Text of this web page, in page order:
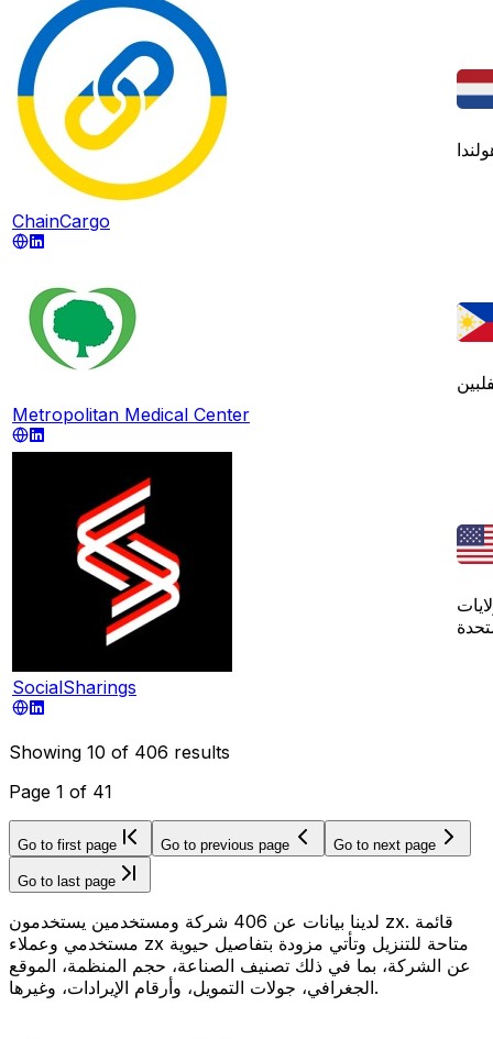
ChainCargo
Metropolitan Medical Center
SocialSharings
Showing 10 of 406 results
Page 1 of 41
Go to first page Go to previous page Go to next page
Go to last page
لدينا بيانات عن 406 شركة ومستخدمين يستخدمون zx. قائمة
مستخدمي وعملاء zx متاحة للتنزيل وتأتي مزودة بتفاصيل حيوية
عن الشركة، بما في ذلك تصنيف الصناعة، حجم المنظمة، الموقع
الجغرافي، جولات التمويل، وأرقام الإيرادات، وغيرها.